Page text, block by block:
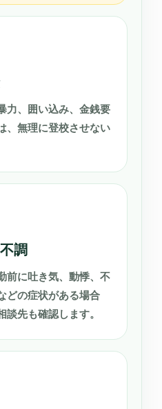
力、囲い込み、金銭要
、無理に登校させない
調
前に吐き気、動悸、不
どの症状がある場合
談先も確認します。